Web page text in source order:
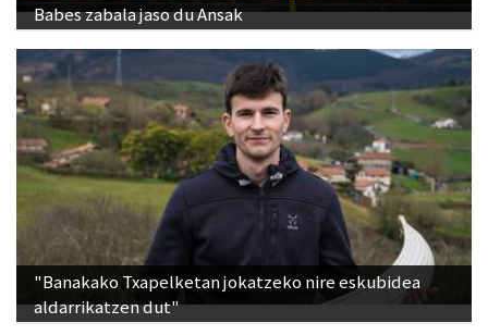
Babes zabala jaso du Ansak
"Banakako Txapelketan jokatzeko nire eskubidea
aldarrikatzen dut"